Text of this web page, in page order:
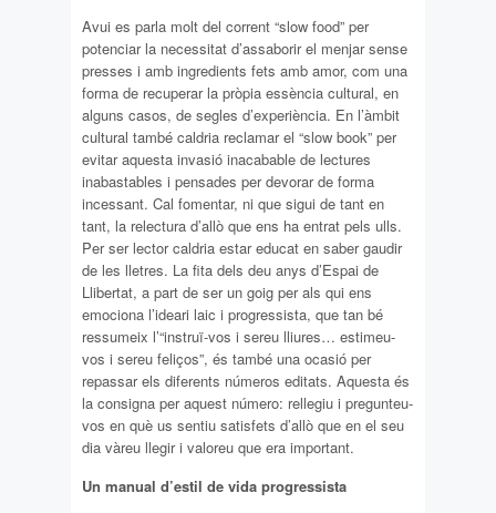
Avui es parla molt del corrent “slow food” per
potenciar la necessitat d’assaborir el menjar sense
presses i amb ingredients fets amb amor, com una
forma de recuperar la pròpia essència cultural, en
alguns casos, de segles d’experiència. En l’àmbit
cultural també caldria reclamar el “slow book” per
evitar aquesta invasió inacabable de lectures
inabastables i pensades per devorar de forma
incessant. Cal fomentar, ni que sigui de tant en
tant, la relectura d’allò que ens ha entrat pels ulls.
Per ser lector caldria estar educat en saber gaudir
de les lletres. La fita dels deu anys d’Espai de
Llibertat, a part de ser un goig per als qui ens
emociona l’ideari laic i progressista, que tan bé
ressumeix l’“instruï-vos i sereu lliures… estimeu-
vos i sereu feliços”, és també una ocasió per
repassar els diferents números editats. Aquesta és
la consigna per aquest número: rellegiu i pregunteu-
vos en què us sentiu satisfets d’allò que en el seu
dia vàreu llegir i valoreu que era important.
Un manual d’estil de vida progressista